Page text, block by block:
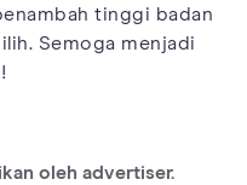
tinggi badan
Semoga menjadi
oleh advertiser.